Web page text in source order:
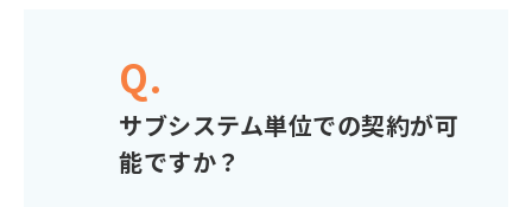
Q.
サブシステム単位での契約が可
能ですか？